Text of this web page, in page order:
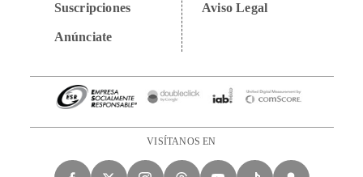
Suscripciones
Anúnciate
Aviso Legal
VISÍTANOS EN